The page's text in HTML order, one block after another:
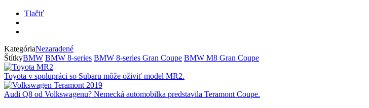
Tlačiť
KategóriaNezaradené
ŠtítkyBMW BMW 8-series BMW 8-series Gran Coupe BMW M8 Gran Coupe
Toyota v spolupráci so Subaru môže oživiť model MR2.
Audi Q8 od Volkswagenu? Nemecká automobilka predstavila Teramont Coupe.